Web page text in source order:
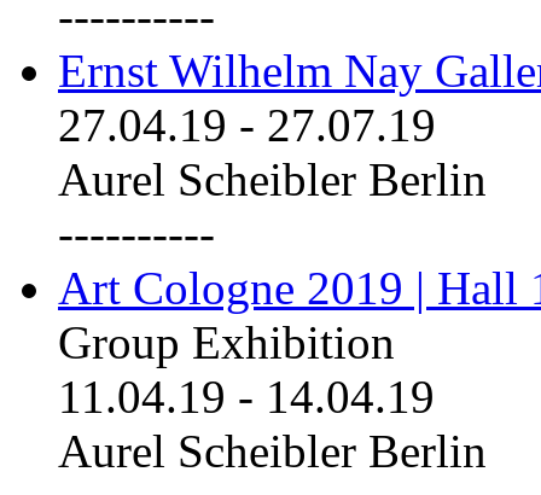
----------
Ernst Wilhelm Nay
27.04.19 - 27.07.19
Aurel Scheibler Berlin
----------
Art Cologne 2019 | Hall
Group Exhibition
11.04.19 - 14.04.19
Aurel Scheibler Berlin